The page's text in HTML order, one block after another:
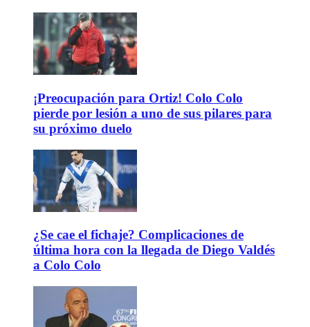
¡Preocupación para Ortiz! Colo Colo
pierde por lesión a uno de sus pilares para
su próximo duelo
¿Se cae el fichaje? Complicaciones de
última hora con la llegada de Diego Valdés
a Colo Colo